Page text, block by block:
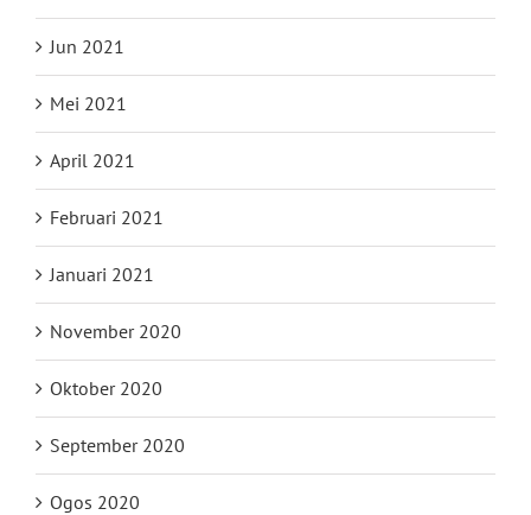
Jun 2021
Mei 2021
April 2021
Februari 2021
Januari 2021
November 2020
Oktober 2020
September 2020
Ogos 2020